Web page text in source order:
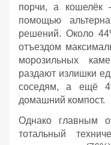
порчи, а
помощью
решений. Около
отъездом
морозильных
раздают излишки
соседям, а ещё
домашний компост.
Однако главным
тотальный